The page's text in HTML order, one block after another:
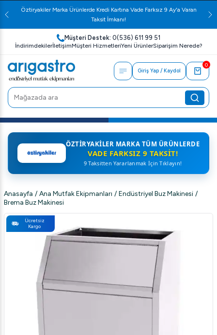
Öztiryakiler Marka Ürünlerde Kredi Kartına Vade Farksız 9 Ay'a Varan
Taksit İmkanı!
Müşteri Destek: 0(536) 611 99 51
İndirimdekilerİletişimMüşteri HizmetleriYeni ÜrünlerSiparişim Nerede?
Giriş Yap / Kaydol
0
ÖZTIRYAKILER MARKA TÜM ÜRÜNLERDE
VADE FARKSIZ 9 TAKSIT!
9 Taksitten Yararlanmak İçin Tıklayın!
Anasayfa / Ana Mutfak Ekipmanları / Endüstriyel Buz Makinesi /
Brema Buz Makinesi
Ücretsiz
Kargo